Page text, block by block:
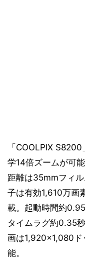
「COOLPIX
学14倍ズームが可
距離は35mmフィ
子は有効1,610万画
載。起動時間約
タイムラグ約0.35
画は1,920×1,080
能。